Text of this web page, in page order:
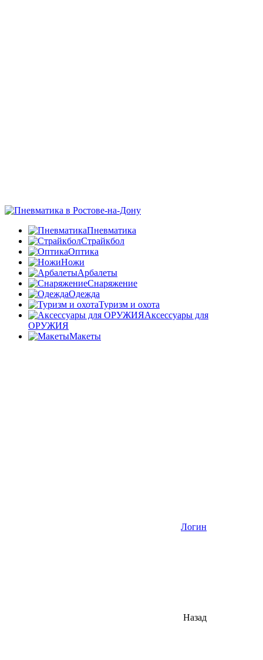
Пневматика
Страйкбол
Оптика
Ножи
Арбалеты
Снаряжение
Одежда
Туризм и охота
Аксессуары для
ОРУЖИЯ
Макеты
Логин
Назад